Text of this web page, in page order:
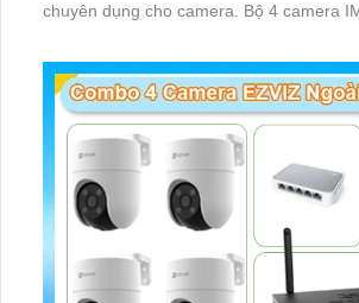
chuyên dụng cho camera. Bộ 4 camera
cần giám sát ngoài trời